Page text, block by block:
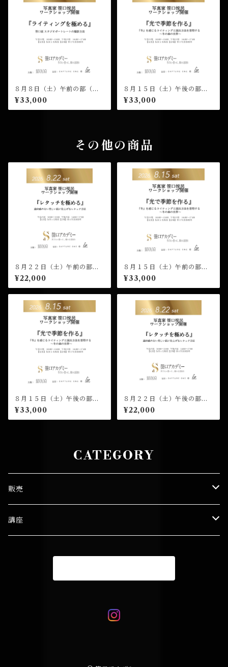
８月８日（土）午前の部（１
０：００開演）笹口悦民 ワー
クショップ 受講チケット
¥33,000
８月１５日（土）午後の部
（１４：００開演）笹口悦民
ワークショップ 受講チケッ
ト
¥33,000
その他の商品
８月２２日（土）午前の部
（１０：００開演）笹口悦民
ワークショップ 受講チケッ
ト
¥22,000
８月１５日（土）午前の部
（１０：００開演）笹口悦民
ワークショップ 受講チケッ
ト
¥33,000
８月１５日（土）午後の部
（１４：００開演）笹口悦民
ワークショップ 受講チケッ
ト
¥33,000
８月２２日（土）午後の部
（１４：００開演）笹口悦民
ワークショップ 受講チケッ
ト
¥22,000
CATEGORY
販売
笹口 悦民
講座
笹口悦民 ワークショップ